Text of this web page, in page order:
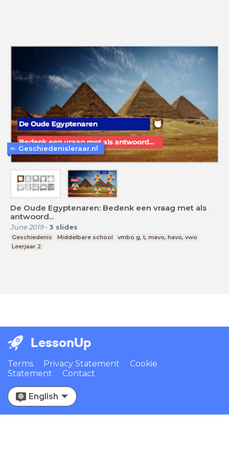
De Oude Egyptenaren: Bedenk een vraag met als
antwoord...
June 2019- 3 slides
Geschiedenis Middelbare school
vmbo g, t, mavo, havo, vwo
Leerjaar 2
Geschiedenisleraar.nl
LessonUp
Terms Privacy Statement
Cookie
Statement
Contact
English